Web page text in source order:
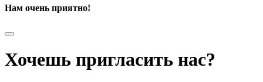
Нам очень приятно!
Хочешь пригласить нас?